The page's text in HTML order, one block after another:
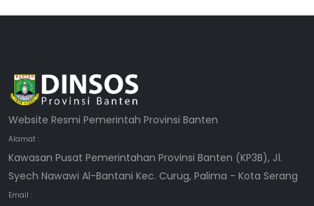
Website Resmi Pemerintah Provinsi Banten
Alamat :
Kawasan Pusat Pemerintahan Provinsi Banten (KP3B), Jl.
Syech Nawawi Al-Bantani Kec. Curug, Palima - Kota Serang
Email :